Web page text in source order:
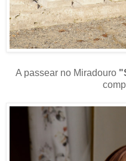
A passear no Miradouro